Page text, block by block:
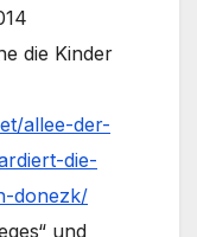
die Kinder
allee-der-
die-
donezk/
und